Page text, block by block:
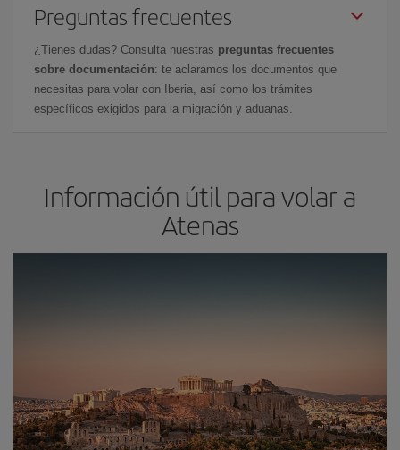
Preguntas frecuentes
¿Tienes dudas? Consulta nuestras preguntas frecuentes
sobre documentación: te aclaramos los documentos que
necesitas para volar con Iberia, así como los trámites
específicos exigidos para la migración y aduanas.
Información útil para volar a
Atenas